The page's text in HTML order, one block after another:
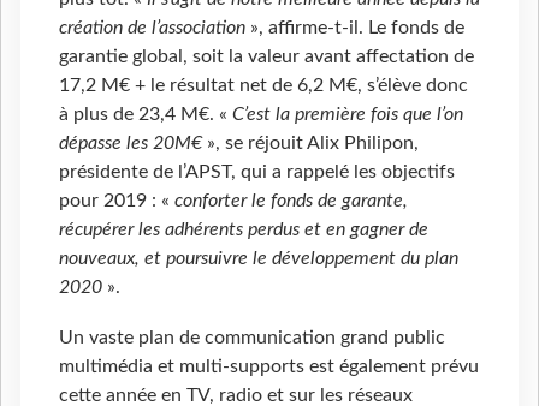
création de l’association », affirme-t-il. Le fonds de
garantie global, soit la valeur avant affectation de
17,2 M€ + le résultat net de 6,2 M€, s’élève donc
à plus de 23,4 M€. « C’est la première fois que l’on
dépasse les 20M€», se réjouit Alix Philipon,
présidente de l’APST, qui a rappelé les objectifs
pour 2019 : « conforter le fonds de garante,
récupérer les adhérents perdus et en gagner de
nouveaux, et poursuivre le développement du plan
2020 ».
Un vaste plan de communication grand public
multimédia et multi-supports est également prévu
cette année en TV, radio et sur les réseaux